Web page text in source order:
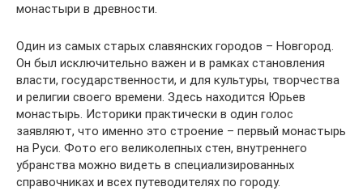
монастыри в древности.
Один из самых старых славянских городов – Новгород.
Он был исключительно важен и в рамках становления
власти, государственности, и для культуры, творчества
и религии своего времени. Здесь находится Юрьев
монастырь. Историки практически в один голос
заявляют, что именно это строение – первый монастырь
на Руси. Фото его великолепных стен, внутреннего
убранства можно видеть в специализированных
справочниках и всех путеводителях по городу.